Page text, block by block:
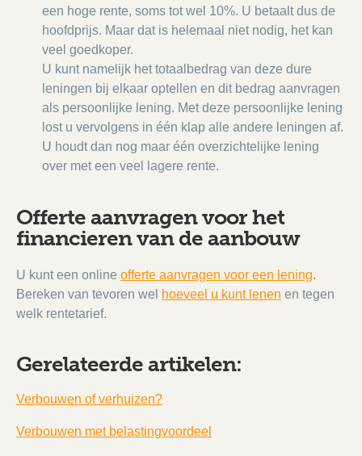
een hoge rente, soms tot wel 10%. U betaalt dus de
hoofdprijs. Maar dat is helemaal niet nodig, het kan
veel goedkoper.
U kunt namelijk het totaalbedrag van deze dure
leningen bij elkaar optellen en dit bedrag aanvragen
als persoonlijke lening. Met deze persoonlijke lening
lost u vervolgens in één klap alle andere leningen af.
U houdt dan nog maar één overzichtelijke lening
over met een veel lagere rente.
Offerte aanvragen voor het
financieren van de aanbouw
U kunt een online offerte aanvragen voor een lening.
Bereken van tevoren wel
hoeveel u kunt lenen en tegen
welk rentetarief.
Gerelateerde artikelen:
Verbouwen of verhuizen?
Verbouwen met belastingvoordeel